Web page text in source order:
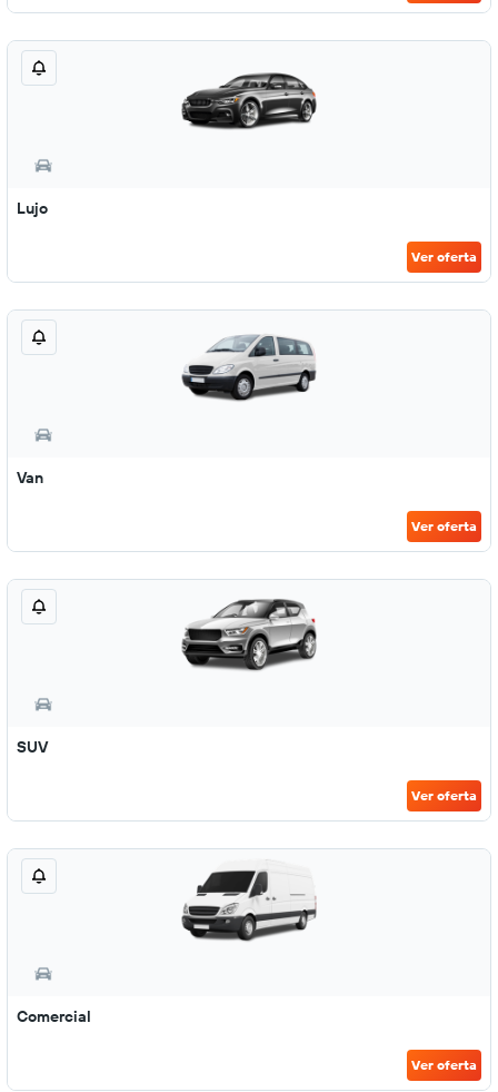
Lujo
Ver oferta
Van
Ver oferta
SUV
Ver oferta
Comercial
Ver oferta